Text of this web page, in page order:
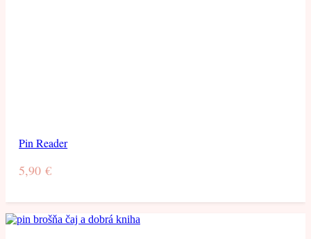
Pin Reader
5,90€